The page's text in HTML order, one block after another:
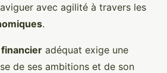
avec agilité à travers les
.
adéquat exige une
de ses ambitions et de son